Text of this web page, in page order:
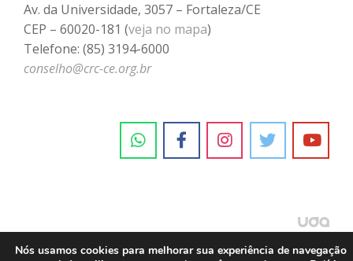
Av. da Universidade, 3057 – Fortaleza/CE
CEP – 60020-181 (veja no mapa)
Telefone: (85) 3194-6000
conselho@crc-ce.org.br
Nós usamos cookies para melhorar sua experiência de navegação